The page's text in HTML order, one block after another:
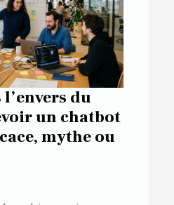
du
un chatbot
mythe ou